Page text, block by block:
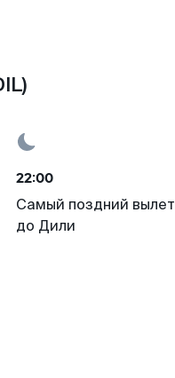
22:00
Самый поздний вылет
до Дили